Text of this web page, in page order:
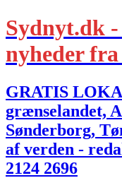
Sydnyt.dk
nyheder
GRATIS
grænselandet,
Sønderborg,
af verden -
2124 2696